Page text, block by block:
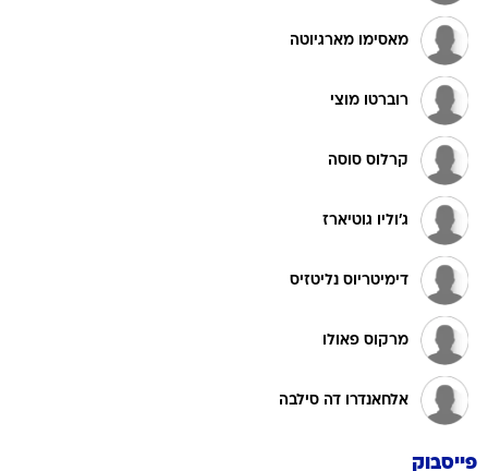
רוברטו מוצי
קרלוס סוסה
ג'וליו גוטיארז
דימיטריוס נליטזיס
מרקוס פאולו
אלחאנדרו דה סילבה
פייסבוק